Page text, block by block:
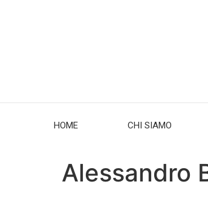
HOME CHI SIAMO
Alessandro